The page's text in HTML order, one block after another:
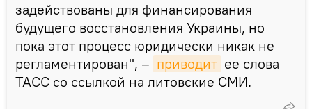
задействованы для финансирования
будущего восстановления Украины, но
пока этот процесс юридически никак не
регламентирован", – приводит ее слова
ТАСС со ссылкой на литовские СМИ.